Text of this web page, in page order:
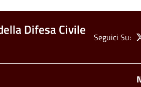
Difesa Civile
Seguici Su: X